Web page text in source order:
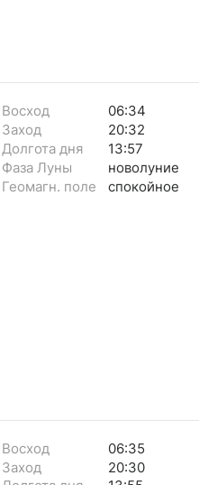
Восход
06:34
Заход
20:32
Долгота дня
13:57
Фаза Луны
новолуние
Геомагн. поле
спокойное
Восход
06:35
Заход
20:30